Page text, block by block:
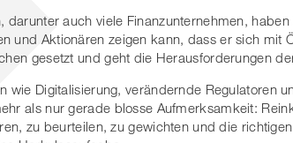
darunter auch viele Finanzunternehmen,
und Aktionären zeigen kann, dass er sich mit
gesetzt und geht die Herausforderungen
wie Digitalisierung, verändernde Regulatoren
als nur gerade blosse Aufmerksamkeit:
zu beurteilen, zu gewichten und die